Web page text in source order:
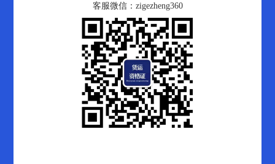
客服微信：zigezheng360